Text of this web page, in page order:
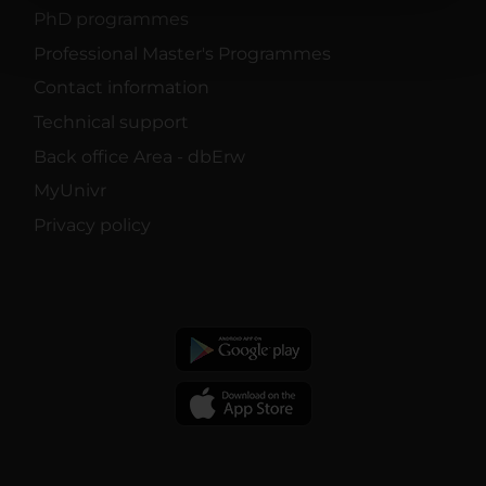
pubblicità e social media, i quali potrebbero combinarle
con altre informazioni che hai fornito loro o che hanno
raccolto dal tuo utilizzo dei loro servizi.
PhD programmes
Professional Master's Programmes
Contact information
Technical support
Back office Area - dbErw
MyUnivr
Privacy policy